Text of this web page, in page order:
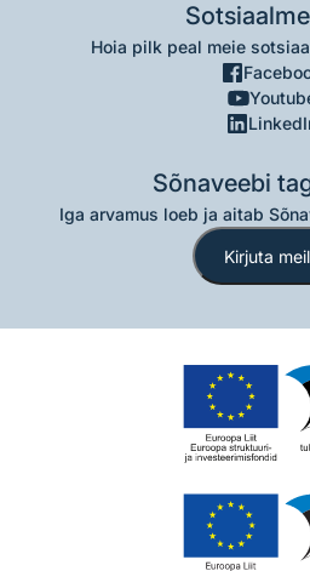
Hoia pilk peal meie
Sõnaveebi
Iga arvamus loeb ja aitab
Kirjuta